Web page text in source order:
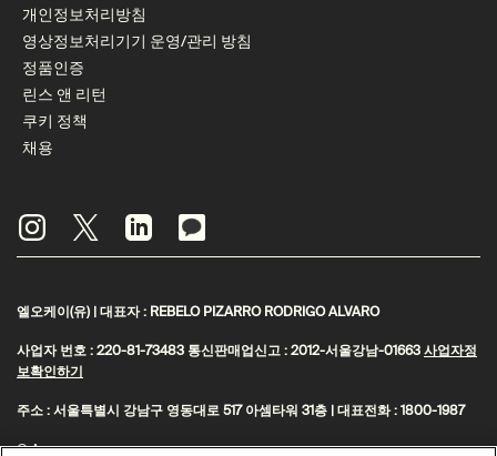
개인정보처리방침
영상정보처리기기 운영/관리 방침
정품인증
린스 앤 리턴
쿠키 정책
채용
엘오케이(유) | 대표자 : REBELO PIZARRO RODRIGO ALVARO
사업자 번호 : 220-81-73483 통신판매업신고 : 2012-서울강남-01663사업자정
보확인하기
주소 : 서울특별시 강남구 영동대로 517 아셈타워 31층 | 대표전화 : 1800-1987
© Aesop